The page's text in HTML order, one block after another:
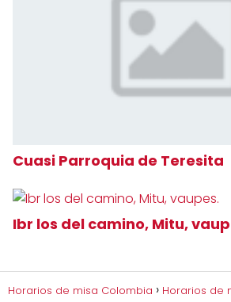
Cuasi Parroquia de Teresita
Ibr los del camino, Mitu,
Horarios de misa Colombia
Horarios de